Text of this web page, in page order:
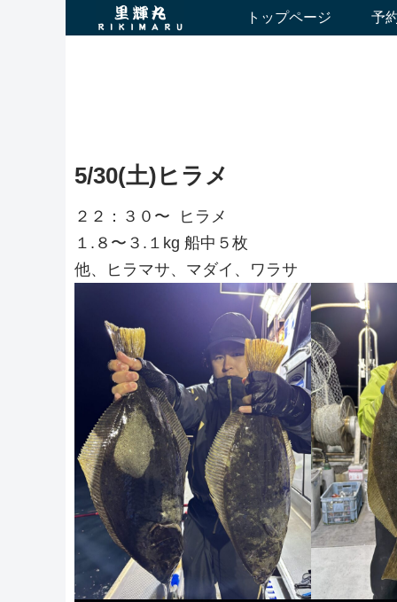
トップページ 予
5/30(土)ヒラメ
２２：３０〜 ヒラメ
１.８〜３.１kg 船中５枚
他、ヒラマサ、マダイ、ワラサ